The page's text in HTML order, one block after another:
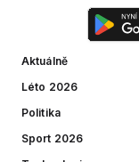
Aktuálně
Léto 2026
Politika
Sport 2026